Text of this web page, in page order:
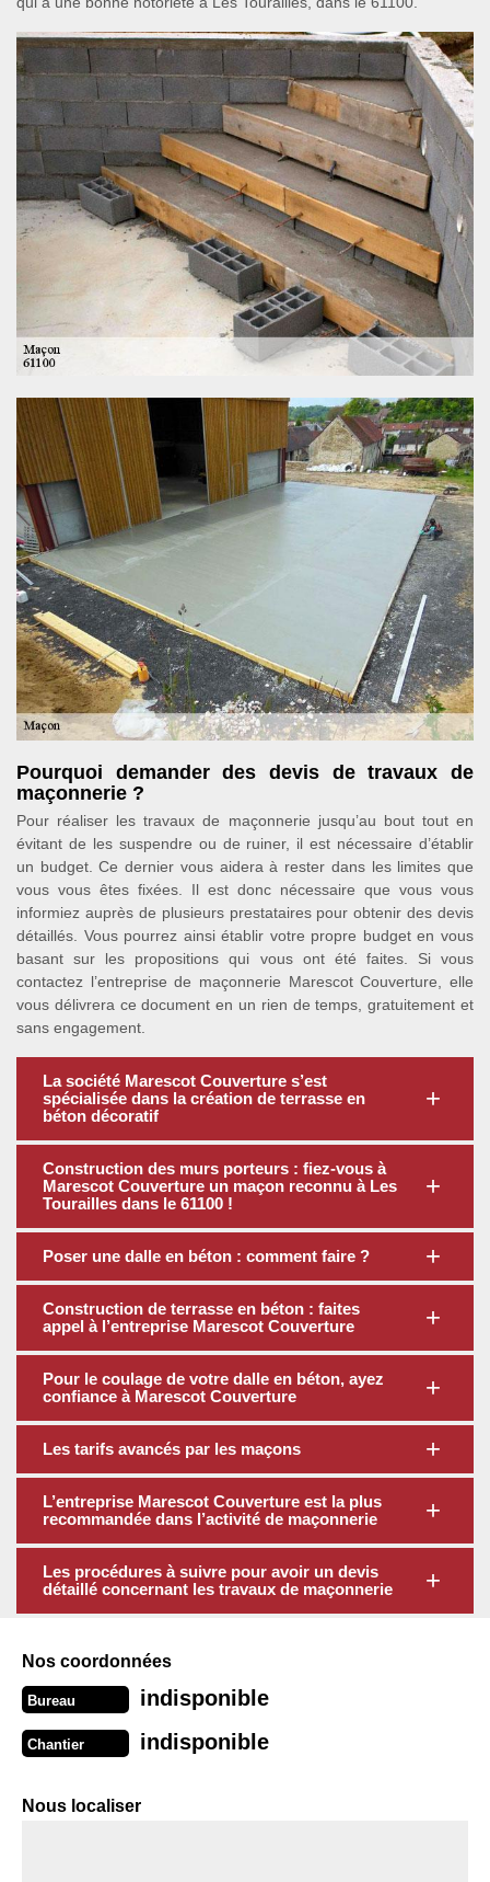
Pourquoi demander des devis de travaux de
maçonnerie ?
Pour réaliser les travaux de maçonnerie jusqu’au bout tout en
évitant de les suspendre ou de ruiner, il est nécessaire d’établir
un budget. Ce dernier vous aidera à rester dans les limites que
vous vous êtes fixées. Il est donc nécessaire que vous vous
informiez auprès de plusieurs prestataires pour obtenir des devis
détaillés. Vous pourrez ainsi établir votre propre budget en vous
basant sur les propositions qui vous ont été faites. Si vous
contactez l’entreprise de maçonnerie Marescot Couverture, elle
vous délivrera ce document en un rien de temps, gratuitement et
sans engagement.
La société Marescot Couverture s’est
spécialisée dans la création de terrasse en
béton décoratif
Construction des murs porteurs : fiez-vous à
Marescot Couverture un maçon reconnu à Les
Tourailles dans le 61100 !
Poser une dalle en béton : comment faire ?
Construction de terrasse en béton : faites
appel à l’entreprise Marescot Couverture
Pour le coulage de votre dalle en béton, ayez
confiance à Marescot Couverture
Les tarifs avancés par les maçons
L’entreprise Marescot Couverture est la plus
recommandée dans l’activité de maçonnerie
Les procédures à suivre pour avoir un devis
détaillé concernant les travaux de maçonnerie
Nos coordonnées
Bureau indisponible
Chantier indisponible
Nous localiser